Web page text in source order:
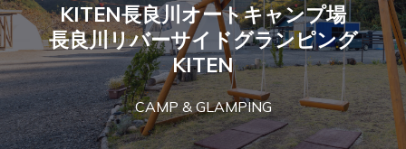
KITEN長良川オートキャンプ場
長良川リバーサイドグランピング
KITEN
CAMP & GLAMPING